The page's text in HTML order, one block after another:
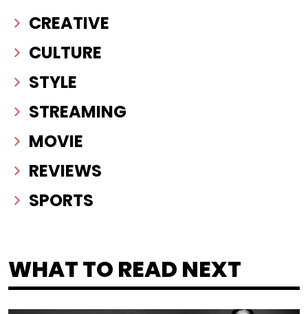
CREATIVE
CULTURE
STYLE
STREAMING
MOVIE
REVIEWS
SPORTS
WHAT TO READ NEXT